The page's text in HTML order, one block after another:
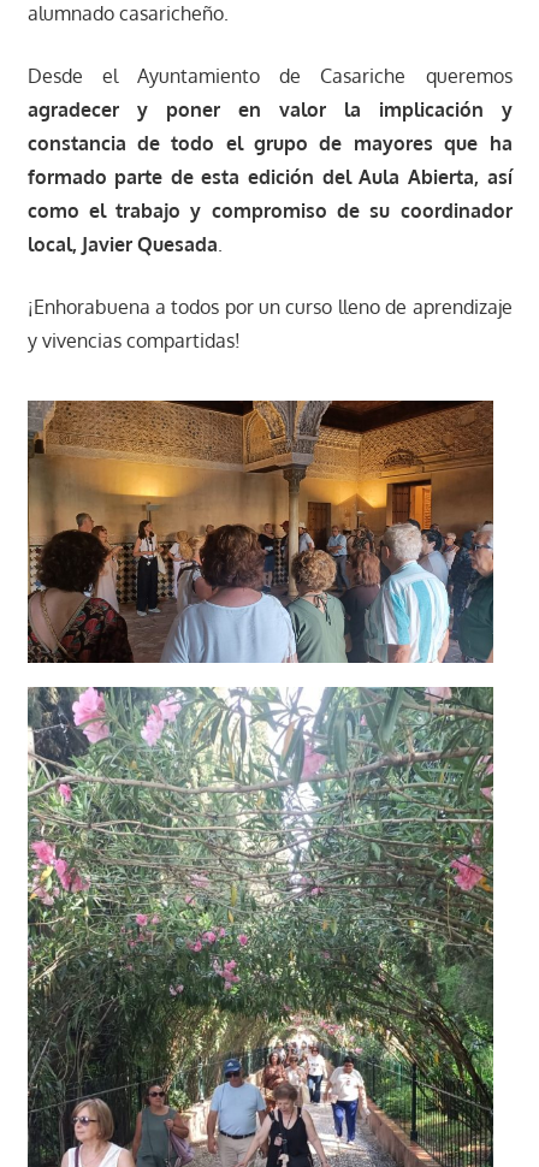
alumnado casaricheño.
Desde el Ayuntamiento de Casariche queremos
agradecer y poner en valor la implicación y
constancia de todo el grupo de mayores que ha
formado parte de esta edición del Aula Abierta, así
como el trabajo y compromiso de su coordinador
local, Javier Quesada.
¡Enhorabuena a todos por un curso lleno de aprendizaje
y vivencias compartidas!